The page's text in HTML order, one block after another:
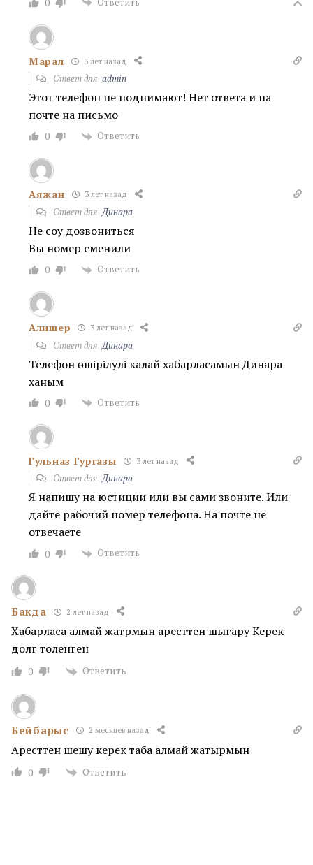
0
Марал 3 лет назад
Ответ для admin
Этот телефон не поднимают! Нет ответа и на
почте на письмо
0 Ответить
Аяжан 3 лет назад
Ответ дляДинара
Не соғу дозвониться
Вы номер сменили
0 Ответить
Алишер 3 лет назад
Ответ для Динара
Телефон өшірілулі калай хабарласамын Динара
ханым
0 Ответить
Гульназ Гургазы 3 лет назад
Ответ дляДинара
Я напишу на юстиции или вы сами звоните. Или
дайте рабочий номер телефона. На почте не
отвечаете
0 Ответить
Бакда 2 лет назад
Хабарласа алмай жатрмын аресттен шыгару Керек
долг толенген
0 Ответить
Бейбарыс 2 месяцев назад
Аресттен шешу керек таба алмай жатырмын
0 Ответить